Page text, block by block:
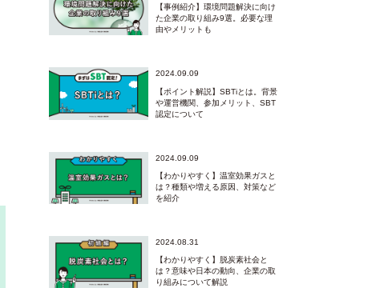
【事例紹介】環境問題解決に向け
た企業の取り組み9選。必要な理
由やメリットも
2024.09.09
【ポイント解説】SBTiとは。背景
や運営機関、参加メリット、SBT
認定について
2024.09.09
【わかりやすく】温室効果ガスと
は？種類や増える原因、対策など
を紹介
2024.08.31
【わかりやすく】脱炭素社会と
は？意味や日本の動向、企業の取
り組みについて解説